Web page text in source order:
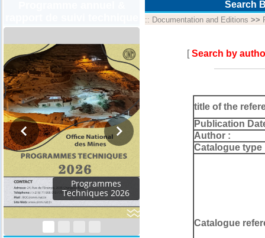
Programmes
Techniques 2026
Search
:: Documentation and Editions >>
[Search by
title of the
Publication
Author :
Catalogue type
Catalogue